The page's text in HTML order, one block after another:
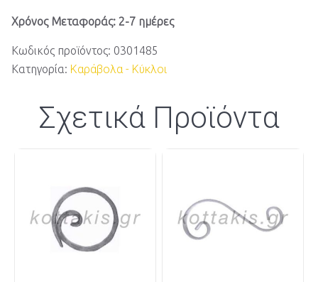
Χρόνος Μεταφοράς: 2-7 ημέρες
Κωδικός προϊόντος: 0301485
Κατηγορία: Καράβολα - Κύκλοι
Σχετικά Προϊόντα